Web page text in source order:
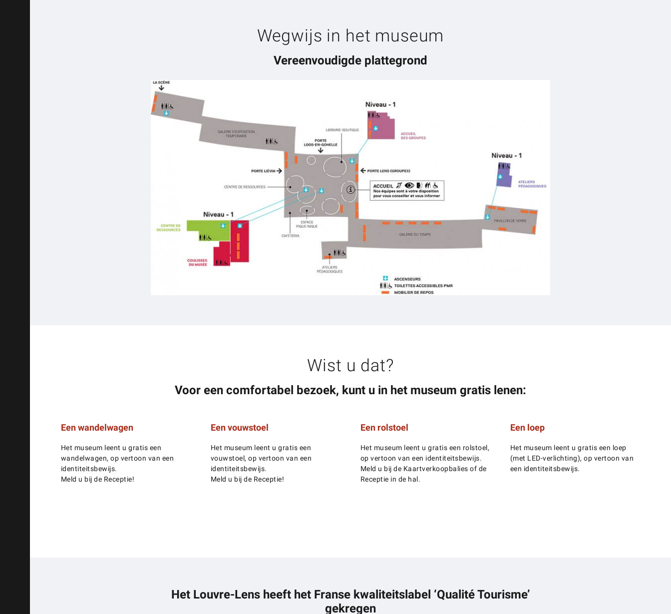
Wegwijs in het museum
Vereenvoudigde plattegrond
Wist u dat?
Voor een comfortabel bezoek, kunt u in het museum gratis lenen:
Een wandelwagen
Het museum leent u gratis een
wandelwagen, op vertoon van een
identiteitsbewijs.
Meld u bij de Receptie!
Een vouwstoel
Het museum leent u gratis een
vouwstoel, op vertoon van een
identiteitsbewijs.
Meld u bij de Receptie!
Een rolstoel
Het museum leent u gratis een rolstoel,
op vertoon van een identiteitsbewijs.
Meld u bij de Kaartverkoopbalies of de
Receptie in de hal.
Een loep
Het museum leent u gratis een loep
(met LED-verlichting), op vertoon van
een identiteitsbewijs.
Het Louvre-Lens heeft het Franse kwaliteitslabel ‘Qualité Tourisme’
gekregen